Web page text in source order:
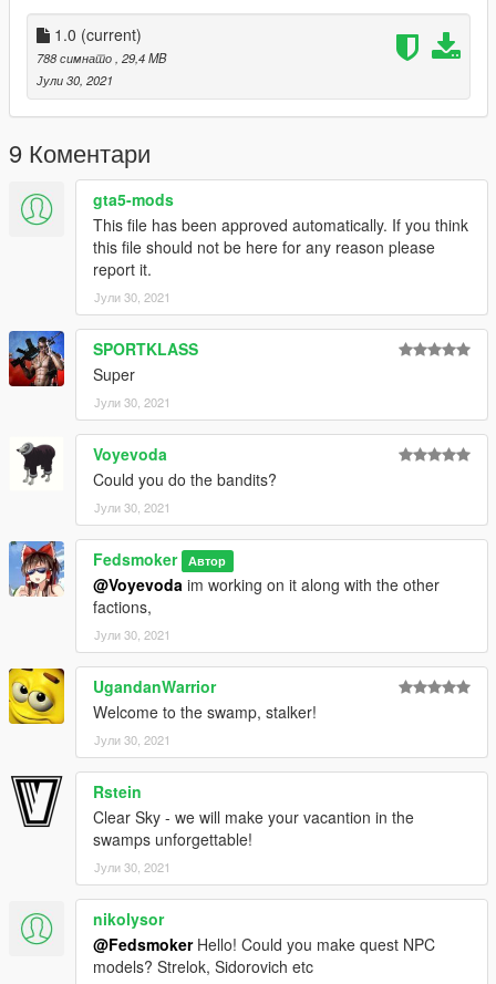
1.0 (current)
788 симнато, 29,4 MB
Јули 30, 2021
9 Коментари
gta5-mods
This file has been approved automatically. If you think
this file should not be here for any reason please
report it.
Јули 30, 2021
SPORTKLASS
Super
Јули 30, 2021
Voyevoda
Could you do the bandits?
Јули 30, 2021
Fedsmoker Автор
@Voyevoda im working on it along with the other
factions,
Јули 30, 2021
UgandanWarrior
Welcome to the swamp, stalker!
Јули 30, 2021
Rstein
Clear Sky - we will make your vacantion in the
swamps unforgettable!
Јули 30, 2021
nikolysor
@FedsmokerHello! Could you make quest NPC
models? Strelok, Sidorovich etc